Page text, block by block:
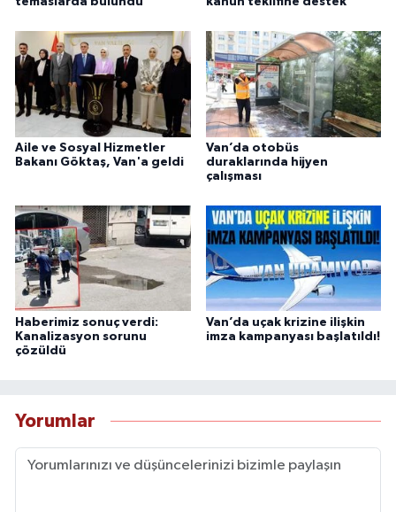
Aile ve Sosyal Hizmetler
Bakanı Göktaş, Van'a geldi
Van’da otobüs
duraklarında hijyen
çalışması
Haberimiz sonuç verdi:
Kanalizasyon sorunu
çözüldü
Van’da uçak krizine ilişkin
imza kampanyası başlatıldı!
Yorumlar